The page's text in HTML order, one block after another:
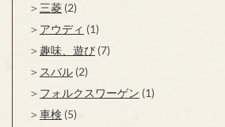
三菱 (2)
アウディ (1)
趣味、遊び (7)
スバル (2)
フォルクスワーゲン (1)
車検 (5)